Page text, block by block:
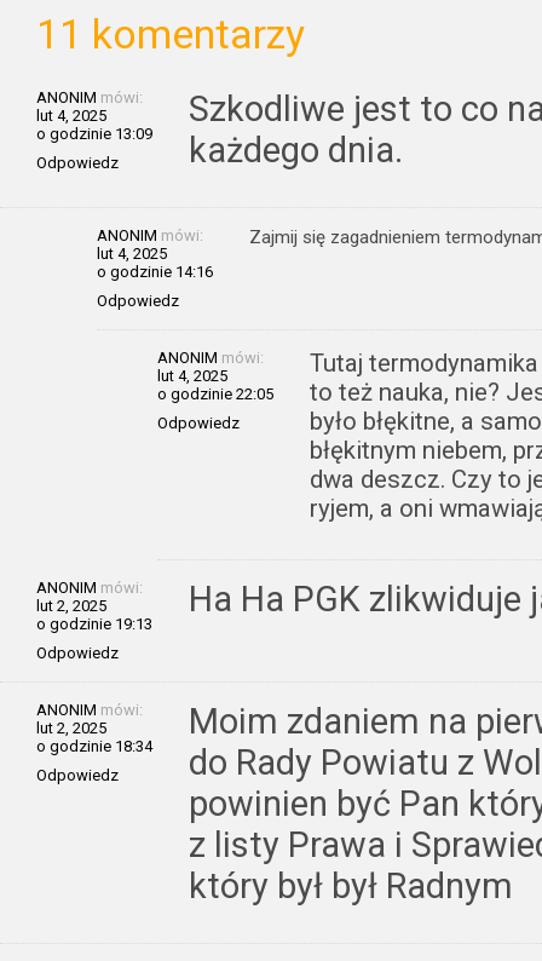
11 komentarzy
ANONIM mówi:
lut 4, 2025
o godzinie 13:09
Odpowiedz
Szkodliwe jest to co
każdego dnia.
ANONIM mówi:
lut 4, 2025
o godzinie 14:16
Odpowiedz
Zajmij się zagadnieniem
ANONIM mówi:
lut 4, 2025
o godzinie 22:05
Odpowiedz
Tutaj
to też nauka, nie?
było błękitne, a
błękitnym niebem,
dwa deszcz. Czy to
ryjem, a oni
ANONIM mówi:
lut 2, 2025
o godzinie 19:13
Odpowiedz
Ha Ha PGK
ANONIM mówi:
lut 2, 2025
o godzinie 18:34
Odpowiedz
Moim zdaniem na
do Rady Powiatu z
powinien być Pan
z listy Prawa i
który był był Radnym